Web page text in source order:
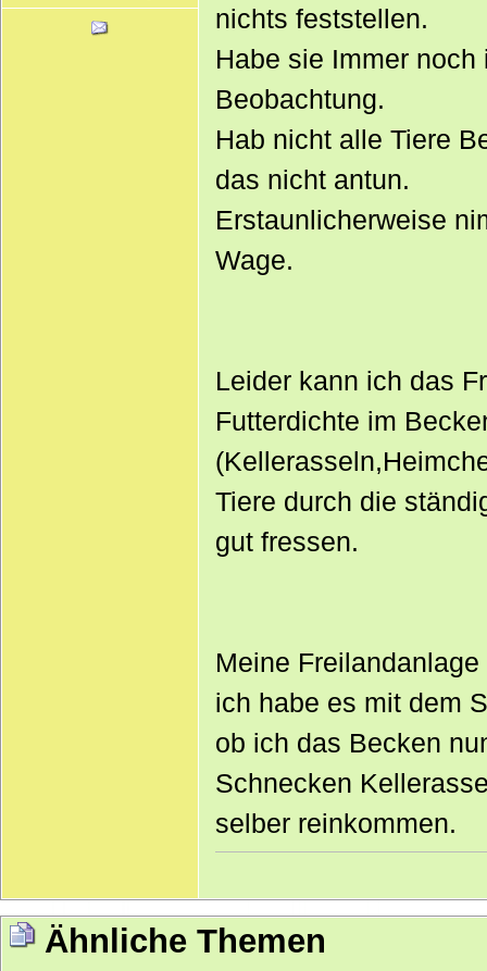
nichts feststellen.
Habe sie Immer
Beobachtung.
Hab nicht alle Tiere
das nicht antun.
Erstaunlicherweise
Wage.
Leider kann ich das
Futterdichte im
Tiere durch die
gut fressen.
Meine
ich habe es mit dem
ob ich das Becken
Schnecken
selber reinkommen.
Ähnliche Themen